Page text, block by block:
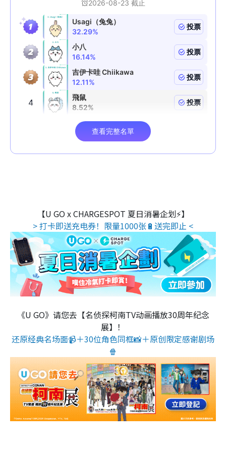
【U GO x CHARGESPOT 夏日消暑企划⚡】
> 打卡即送充电券！限量1000张🔋送完即止 <
《U GO》请您去【名侦探柯南TV动画播放30周年纪念
展】！
还原经典名场面📹＋30位角色同框📸＋原创限定感谢剧场
🍿